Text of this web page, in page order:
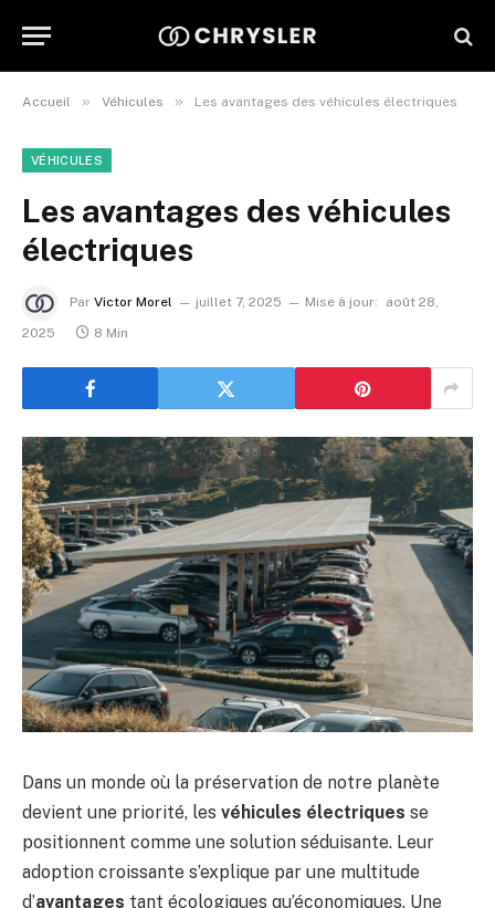
Accueil » Véhicules » Les avantages des véhicules électriques
VÉHICULES
Les avantages des véhicules
électriques
Par Victor Morel juillet 7, 2025 Mise à jour:
août 28,
2025
8 Min
Dans un monde où la préservation de notre planète
devient une priorité, les véhicules électriques se
positionnent comme une solution séduisante. Leur
adoption croissante s’explique par une multitude
d’avantages tant écologiques qu’économiques. Une